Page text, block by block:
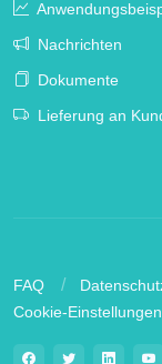
Nachrichten
Dokumente
Lieferung an
FAQ
Cookie-Einstellungen